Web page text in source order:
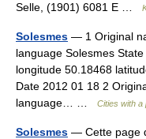
Selle, (1901) 6081 E …
Solesmes — 1 Original
language Solesmes
longitude 50.18468
Date 2012 01 18 2
language… …
Cities with a
Solesmes — Cette page